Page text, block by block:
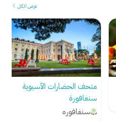
عرض الكل
متحف الحضارات الآسيوية
سنغافورة
سنغافوره